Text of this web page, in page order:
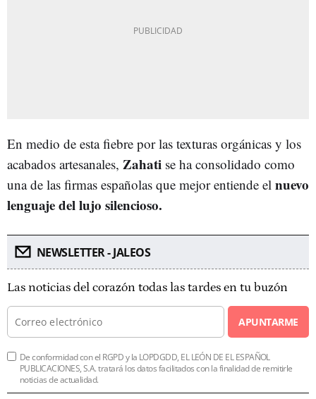
En medio de esta fiebre por las texturas orgánicas y los
acabados artesanales, Zahati se ha consolidado como
una de las firmas españolas que mejor entiende el nuevo
lenguaje del lujo silencioso.
NEWSLETTER - JALEOS
Las noticias del corazón todas las tardes en tu buzón
APUNTARME
De conformidad con el RGPD y la LOPDGDD, EL LEÓN DE EL ESPAÑOL
PUBLICACIONES, S.A. tratará los datos facilitados con la finalidad de remitirle
noticias de actualidad.